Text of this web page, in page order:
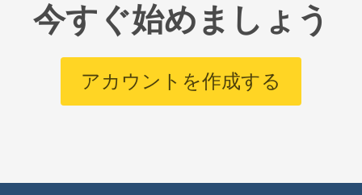
今すぐ始めましょう
アカウントを作成する